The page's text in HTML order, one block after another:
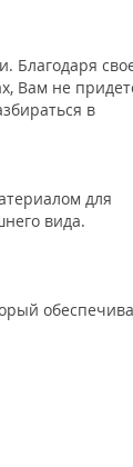
Благодаря
Вам не
в
для
вида.